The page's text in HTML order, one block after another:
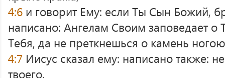
4:6 и говорит Ему: если Ты Сын Божий,
написано: Ангелам Своим заповедает о
Тебя, да не преткнешься о камень
4:7 Иисус сказал ему: написано также:
твоего.